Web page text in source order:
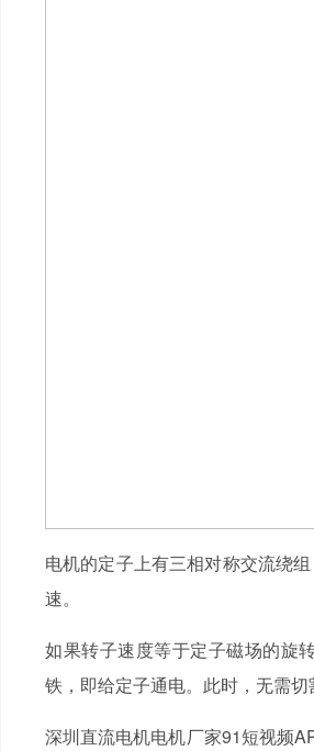
电机的定子上有三相对称交流绕
速。
如果转子速度等于定子磁场的旋
铁，即给定子通电。此时，无需
深圳直流电机电机厂家91短视频